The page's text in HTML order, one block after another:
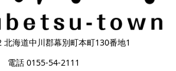
北海道中川郡幕別町本町130番地1
電話 0155-54-2111